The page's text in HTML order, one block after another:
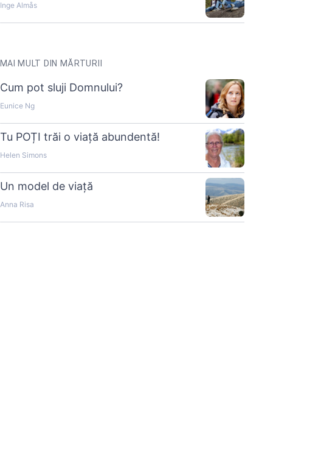
Inge Almås
MAI MULT DIN MĂRTURII
Cum pot sluji Domnului?
Eunice Ng
Tu POȚI trăi o viață abundentă!
Helen Simons
Un model de viață
Anna Risa